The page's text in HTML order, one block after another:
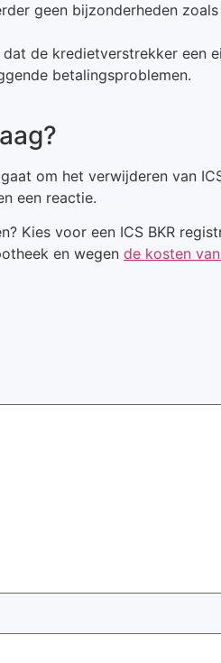
geen bijzonderheden
de kredietverstrekker een
betalingsproblemen.
om het verwijderen van
een reactie.
Kies voor een ICS BKR
en wegen de kosten van